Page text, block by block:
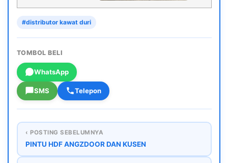
#distributor kawat duri
TOMBOL BELI
WhatsApp
SMS Telepon
‹ POSTING SEBELUMNYA
PINTU HDF ANGZDOOR DAN KUSEN